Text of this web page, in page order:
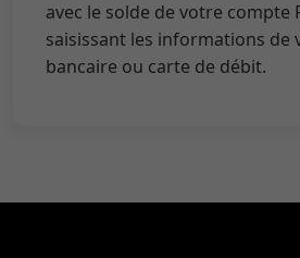
avec le solde de votre compte
saisissant les informations de
bancaire ou carte de débit.